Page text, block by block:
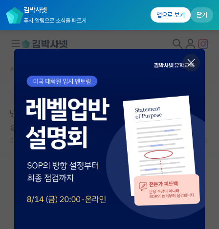
김박사넷
푸시 알림으로 소식을 빠르게
앱으로 보기 닫기
대학원생 모집
국내대학원 정보
연구실&오픈랩
커뮤니티
커뮤니티 홈
전체글보기
베스트 게시판
커뮤니티 홈
본문이 수정되지 않는 박제글입니다.
냉정한 판단 부탁드립니다...
옹졸한 프리모 레비
2024.07.03 15 4436